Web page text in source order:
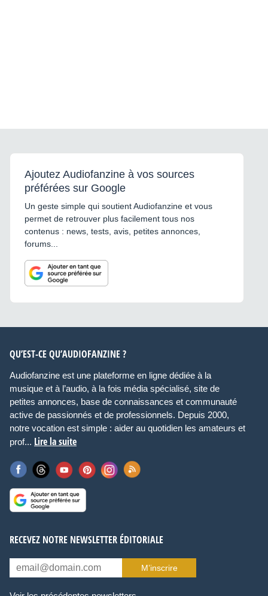
Ajoutez Audiofanzine à vos sources
préférées sur Google
Un geste simple qui soutient Audiofanzine et vous
permet de retrouver plus facilement tous nos
contenus : news, tests, avis, petites annonces,
forums...
QU’EST-CE QU’AUDIOFANZINE ?
Audiofanzine est une plateforme en ligne dédiée à la
musique et à l’audio, à la fois média spécialisé, site de
petites annonces, base de connaissances et communauté
active de passionnés et de professionnels. Depuis 2000,
notre vocation est simple : aider au quotidien les amateurs et
prof... Lire la suite
RECEVEZ NOTRE NEWSLETTER ÉDITORIALE
M’inscrire